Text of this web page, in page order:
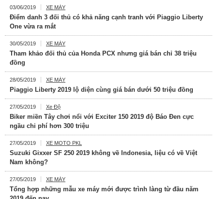
03/06/2019 XE MÁY
Điểm danh 3 đối thủ có khả năng cạnh tranh với Piaggio Liberty
One vừa ra mắt
30/05/2019 XE MÁY
Tham khảo đối thủ của Honda PCX nhưng giá bán chỉ 38 triệu
đồng
28/05/2019 XE MÁY
Piaggio Liberty 2019 lộ diện cùng giá bán dưới 50 triệu đồng
27/05/2019 Xe Độ
Biker miền Tây chơi nổi với Exciter 150 2019 độ Báo Đen cực
ngầu chi phí hơn 300 triệu
27/05/2019 XE MOTO PKL
Suzuki Gixxer SF 250 2019 không về Indonesia, liệu có về Việt
Nam không?
27/05/2019 XE MÁY
Tổng hợp những mẫu xe máy mới được trình làng từ đầu năm